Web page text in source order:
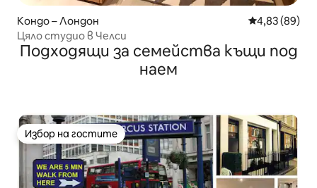
Кондо – Лондон Средна
4,83 (89)
Цяло студио в Челси
Подходящи за семейства къщи под
наем
Избор на гостите
Избор на гостите